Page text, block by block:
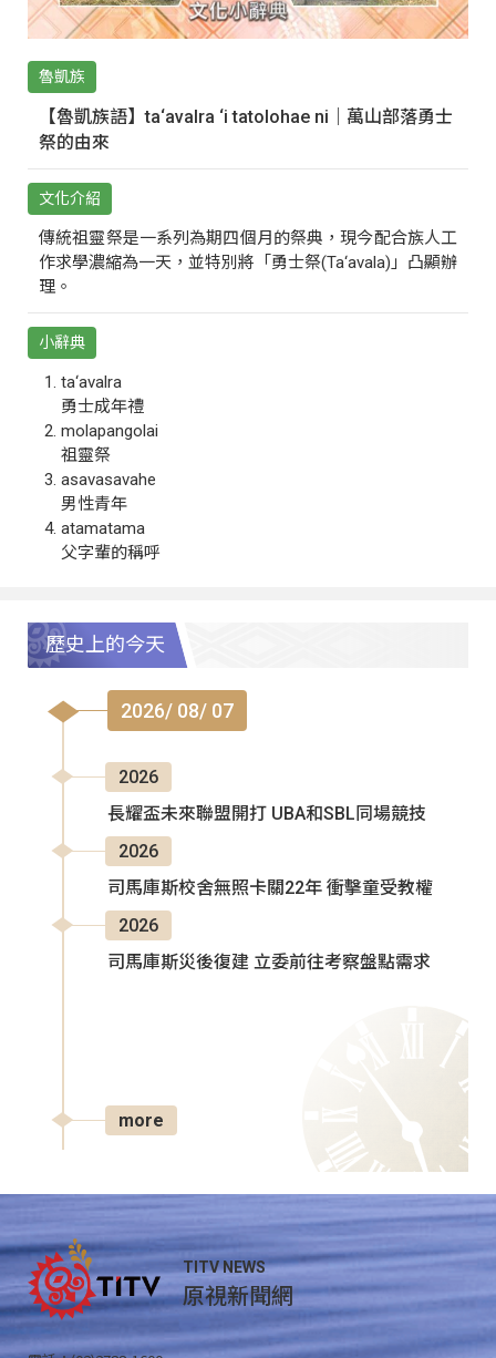
魯凱族
【魯凱族語】ta‘avalra ‘i tatolohae ni｜萬山部落勇士
祭的由來
文化介紹
傳統祖靈祭是一系列為期四個月的祭典，現今配合族人工
作求學濃縮為一天，並特別將「勇士祭(Ta‘avala)」凸顯辦
理。
小辭典
ta‘avalra
勇士成年禮
molapangolai
祖靈祭
asavasavahe
男性青年
atamatama
父字輩的稱呼
歷史上的今天
2026/ 08/ 07
2026
長耀盃未來聯盟開打 UBA和SBL同場競技
2026
司馬庫斯校舍無照卡關22年 衝擊童受教權
2026
司馬庫斯災後復建 立委前往考察盤點需求
more
TITV NEWS
原視新聞網